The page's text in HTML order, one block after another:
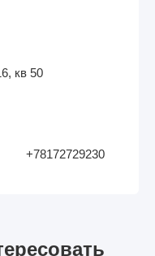
кв 50
+78172729230